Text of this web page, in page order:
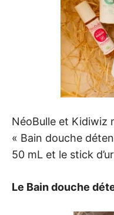
NéoBulle et Kidiwiz
« Bain douche
50 mL et le stick
Le Bain douche